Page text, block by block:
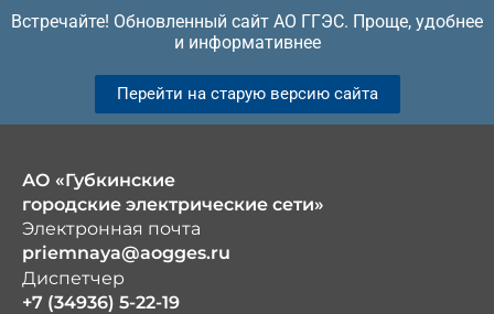
Перейти
Встречайте! Обновленный сайт АО ГГЭС. Проще, удобнее
и информативнее
Перейти на старую версию сайта
АО «Губкинские
городские электрические сети»
Электронная почта
priemnaya@aogges.ru
Диспетчер
+7 (34936) 5-22-19